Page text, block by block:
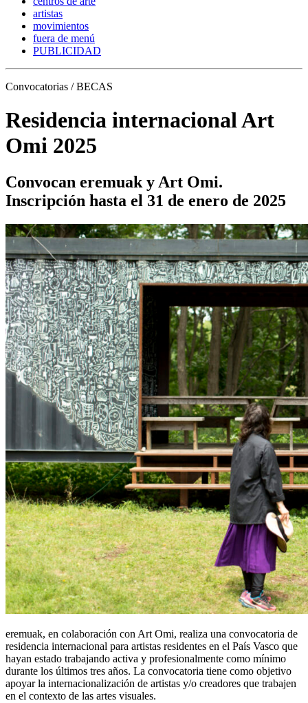
artistas
movimientos
fuera de menú
PUBLICIDAD
Convocatorias / BECAS
Residencia internacional Art
Omi 2025
Convocan eremuak y Art Omi.
Inscripción hasta el 31 de enero de 2025
eremuak, en colaboración con Art Omi, realiza una convocatoria de
residencia internacional para artistas residentes en el País Vasco que
hayan estado trabajando activa y profesionalmente como mínimo
durante los últimos tres años. La convocatoria tiene como objetivo
apoyar la internacionalización de artistas y/o creadores que trabajen
en el contexto de las artes visuales.